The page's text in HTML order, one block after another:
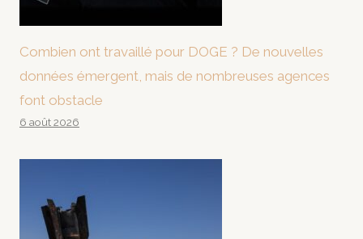
Combien ont travaillé pour DOGE ? De nouvelles
données émergent, mais de nombreuses agences
font obstacle
6 août 2026